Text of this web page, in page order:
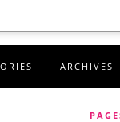
ARCHIVES